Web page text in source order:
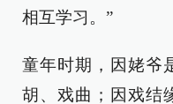
相互学习。”
童年时期，因姥爷
胡、戏曲；因戏结